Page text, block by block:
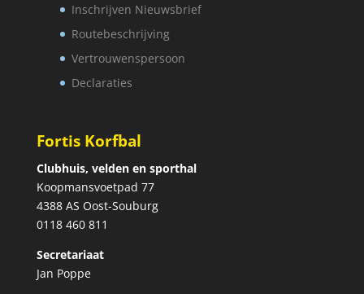
Inschrijven Nieuwsbrief
Routebeschrijving
Vertrouwenspersoon
Declaraties
Fortis Korfbal
Clubhuis, velden en sporthal
Koopmansvoetpad 77
4388 AS Oost-Souburg
0118 460 811
Secretariaat
Jan Poppe